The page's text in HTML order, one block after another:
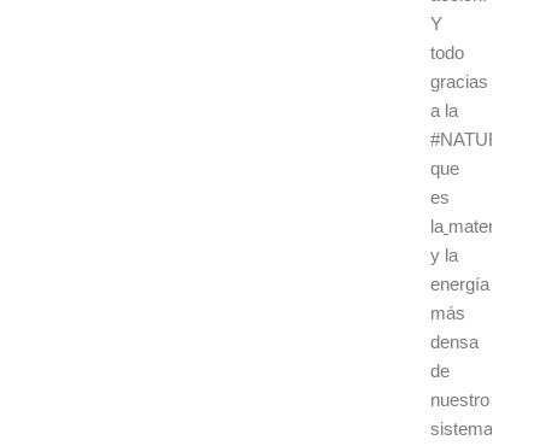
Y
todo
gracias
a la
que
es
la materia
y la
energía
más
densa
de
nuestro
sistema,